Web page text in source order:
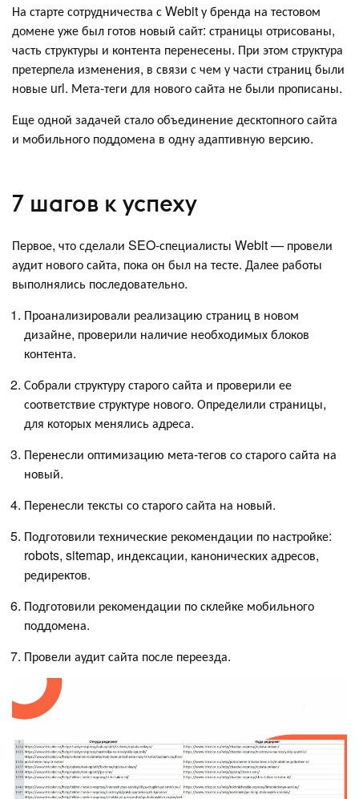
На старте сотрудничества с Webit у бренда на тестовом
домене уже был готов новый сайт: страницы отрисованы,
часть структуры и контента перенесены. При этом структура
претерпела изменения, в связи с чем у части страниц были
новые url. Мета-теги для нового сайта не были прописаны.
Еще одной задачей стало объединение десктопного сайта
и мобильного поддомена в одну адаптивную версию.
7 шагов к успеху
Первое, что сделали SEO-специалисты Webit — провели
аудит нового сайта, пока он был на тесте. Далее работы
выполнялись последовательно.
Проанализировали реализацию страниц в новом
дизайне, проверили наличие необходимых блоков
контента.
Собрали структуру старого сайта и проверили ее
соответствие структуре нового. Определили страницы,
для которых менялись адреса.
Перенесли оптимизацию мета-тегов со старого сайта на
новый.
Перенесли тексты со старого сайта на новый.
Подготовили технические рекомендации по настройке:
robots, sitemap, индексации, канонических адресов,
редиректов.
Подготовили рекомендации по склейке мобильного
поддомена.
Провели аудит сайта после переезда.